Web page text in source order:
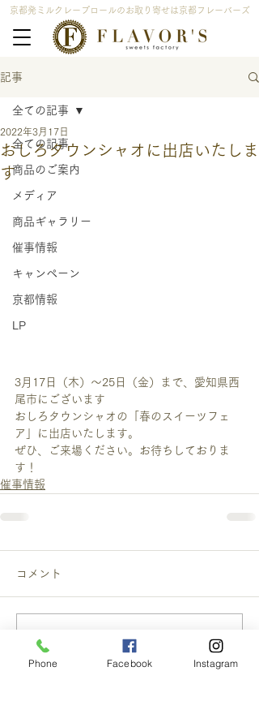
京都発ミルクレープロールのお取り寄せは京都フレーバーズ
記事
全ての記事
商品のご案内
メディア
商品ギャラリー
催事情報
キャンペーン
京都情報
LP
全ての記事
おしろタウンシャオに出店いたしま
す
2022年3月17日
3月17日（木）～25日（金）まで、愛知県西
尾市にございます
おしろタウンシャオの「春のスイーツフェ
ア」に出店いたします。
ぜひ、ご来場ください。お待ちしておりま
す！
催事情報
コメント
この投稿へのコメントは利用でき
なくなりました。詳細はサイト所
Phone Facebook Instagram